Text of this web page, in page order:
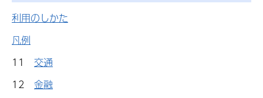
利用のしかた
凡例
11 交通
12 金融